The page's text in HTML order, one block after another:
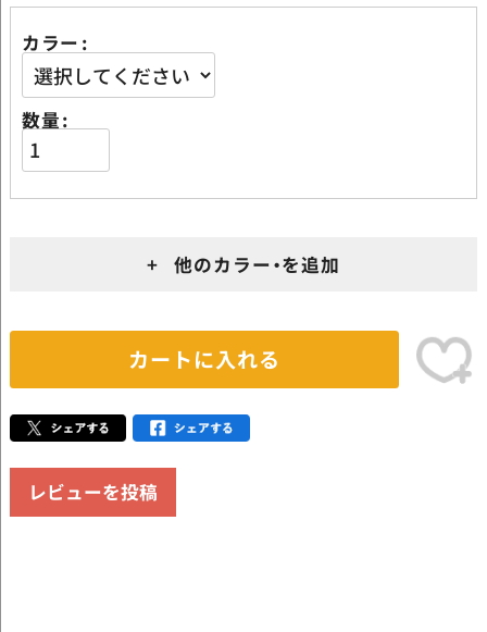
カラー
数量
+ 他のカラー・を追加
カートに入れる
レビューを投稿